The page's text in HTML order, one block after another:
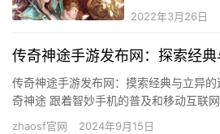
2022年3月26日
传奇神途手游发布网：探索经
传奇神途手游发布网：摸索经典与立异
奇神途 跟着智妙手机的普及和移动互联
来了史无前例的繁华。在浩繁手游类型
zhaosf官网 2024年9月15日